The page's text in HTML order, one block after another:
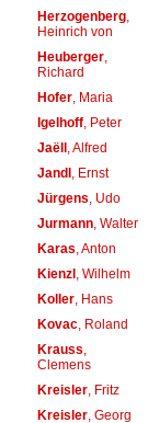
Herzogenberg,
Heinrich von
Heuberger,
Richard
Hofer, Maria
Igelhoff, Peter
Jaëll, Alfred
Jandl, Ernst
Jürgens , Udo
Jurmann, Walter
Karas , Anton
Kienzl, Wilhelm
Koller, Hans
Kovac, Roland
Krauss
Clemens
Kreisler, Fritz
Kreisler, Georg